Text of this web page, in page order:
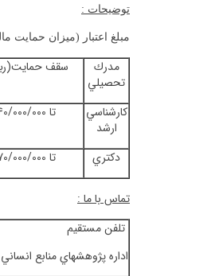
توضيحات :
مبلغ اعتبار (ميزان حمايت
مدرك
تحصيلي
سقف
كارشناسي
ارشد
تا 40/000/000
دكتري تا 70/000/000
تماس با ما:
تلفن مستقيم
اداره پژوهشهاي منابع انساني